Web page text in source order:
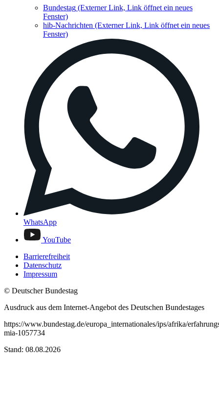
Bundestag (Externer Link, Link öffnet ein neues
Fenster)
hib-Nachrichten (Externer Link, Link öffnet ein neues
Fenster)
WhatsApp
YouTube
Barrierefreiheit
Datenschutz
Impressum
© Deutscher Bundestag
Ausdruck aus dem Internet-Angebot des Deutschen Bundestages
https://www.bundestag.de/europa_internationales/ips/afrika/
mia-1057734
Stand: 08.08.2026